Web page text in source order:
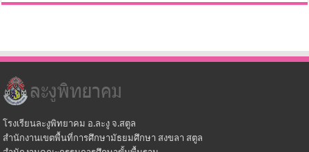
โรงเรียนละงูพิทยาคม อ.ละงู จ.สตูล
สำนักงานเขตพื้นที่การศึกษามัธยมศึกษา สงขลา สตูล